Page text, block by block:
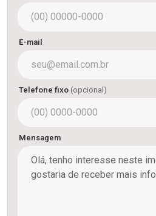
E-mail
Telefone fixo (opcional)
Mensagem